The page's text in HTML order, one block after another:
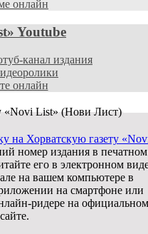
онлайн
Youtube
канал издания
онлайн
«Novi List» (Нови Лист)
на Хорватскую газету
номер издания в печатном
его в электронном
на вашем компьютере в
на смартфоне или
ридере на официальном